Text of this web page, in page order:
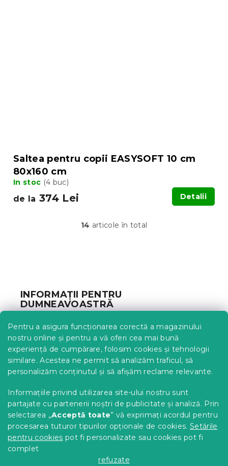
Pentru a asigura funcționarea corectă a magazinului
nostru online și pentru a vă oferi cea mai bună
experiență de cumpărare, folosim cookies și tehnologii
similare. Acestea ne permit să analizăm traficul, să
personalizăm conținutul și să afișăm reclame relevante.
Informațiile privind utilizarea site-ului nostru sunt
partajate cu partenerii noștri de publicitate și analiză. Prin
selectarea „Acceptă toate” vă exprimați acordul pentru
procesarea tuturor tipurilor opționale de cookies. Setările
pentru cookies pot fi personalizate sau cookies pot fi
complet
refuzate
Saltea pentru copii EASYSOFT 10 cm
80x160 cm
In stoc (4 buc)
de la 374 Lei Detalii
C
u
l
i
s
t
ă
r
i
o
r
14 articole în total
o
INFORMAȚII PENTRU
DUMNEAVOASTRĂ
Urmărirea comenzii
Opțiuni de livrare
Metode de plată
Reclamații și retururi
Contact
Protecția datelor cu caracter personal
Achizitii SEAP
Tabel mărimi
Blog
Pentru parteneri